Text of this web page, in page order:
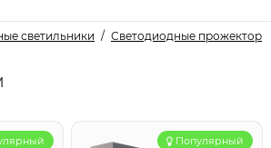
светильники Светодиодные прожекторы
Популярный